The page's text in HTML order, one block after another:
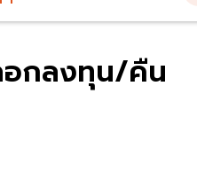
อกลงทุน/คืน